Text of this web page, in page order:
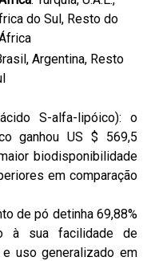
do Sul, Resto do
Argentina, Resto
S-alfa-lipóico): o
ganhou US $ 569,5
biodisponibilidade
em comparação
de pó detinha 69,88%
à sua facilidade de
uso generalizado em